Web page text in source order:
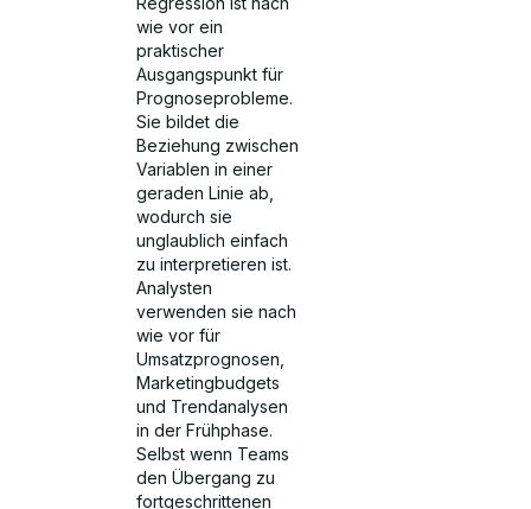
wie vor ein
praktischer
Ausgangspunkt für
Prognoseprobleme.
Sie bildet die
Beziehung zwischen
Variablen in einer
geraden Linie ab,
wodurch sie
unglaublich einfach
zu interpretieren ist.
Analysten
verwenden sie nach
wie vor für
Umsatzprognosen,
Marketingbudgets
und Trendanalysen
in der Frühphase.
Selbst wenn Teams
den Übergang zu
fortgeschrittenen